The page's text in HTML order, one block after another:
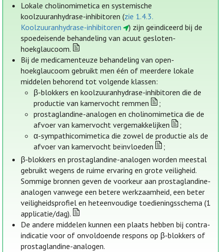
Lokale cholinomimetica en systemische
koolzuuranhydrase-inhibitoren (zie 1.4.3.
Koolzuuranhydrase-inhibitoren
) zijn geïndiceerd bij de
spoedeisende behandeling van acuut gesloten-
hoekglaucoom.
Bij de medicamenteuze behandeling van open-
hoekglaucoom gebruikt men één of meerdere lokale
middelen behorend tot volgende klassen:
β-blokkers en koolzuuranhydrase-inhibitoren die de
productie van kamervocht remmen
;
prostaglandine-analogen en cholinomimetica die de
afvoer van kamervocht vergemakkelijken
;
α-sympathicomimetica die zowel de productie als de
afvoer van kamervocht beïnvloeden
;
β-blokkers en prostaglandine-analogen worden meestal
gebruikt wegens de ruime ervaring en grote veiligheid.
Sommige bronnen geven de voorkeur aan prostaglandine-
analogen vanwege een betere werkzaamheid, een beter
veiligheidsprofiel en heteenvoudige toedieningsschema (1
applicatie/dag).
De andere middelen kunnen een plaats hebben bij contra-
indicatie voor of onvoldoende respons op β-blokkers of
prostaglandine-analogen.